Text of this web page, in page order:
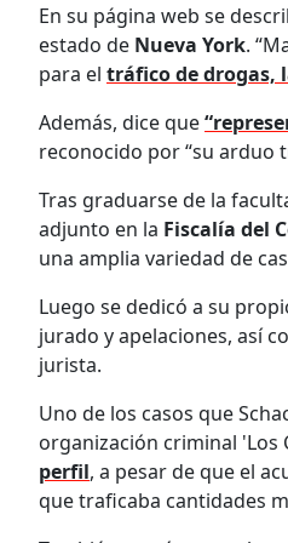
En su página web se
estado de Nueva York.
para el tráfico de drogas,
Además, dice que
reconocido por “su arduo
Tras graduarse de la
adjunto en la Fiscalía del
una amplia variedad de
Luego se dedicó a su
jurado y apelaciones, así
jurista.
Uno de los casos que
organización criminal 'Los
perfil, a pesar de que el
que traficaba cantidades